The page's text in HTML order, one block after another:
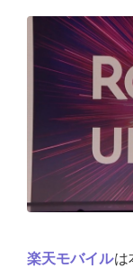
楽天モバイルは